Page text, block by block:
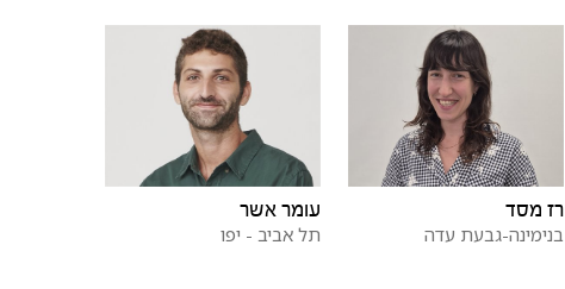
רז מסד
בנימינה-גבעת עדה
עומר אשר
תל אביב - יפו